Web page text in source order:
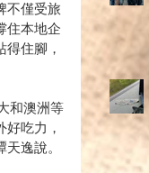
不僅受旅
住本地企
住腳，
和澳洲等
吃力，
逸說。